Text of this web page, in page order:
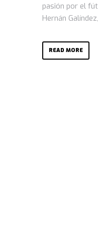
pasión por el
Hernán
READ MORE